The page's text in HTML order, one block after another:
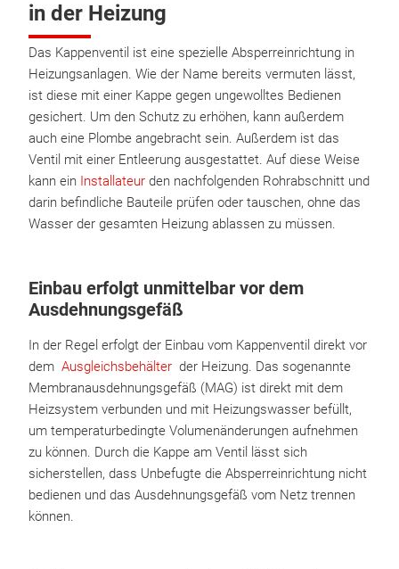
in der Heizung
Das Kappenventil ist eine spezielle Absperreinrichtung in
Heizungsanlagen. Wie der Name bereits vermuten lässt,
ist diese mit einer Kappe gegen ungewolltes Bedienen
gesichert. Um den Schutz zu erhöhen, kann außerdem
auch eine Plombe angebracht sein. Außerdem ist das
Ventil mit einer Entleerung ausgestattet. Auf diese Weise
kann ein Installateur den nachfolgenden Rohrabschnitt und
darin befindliche Bauteile prüfen oder tauschen, ohne das
Wasser der gesamten Heizung ablassen zu müssen.
Einbau erfolgt unmittelbar vor dem
Ausdehnungsgefäß
In der Regel erfolgt der Einbau vom Kappenventil direkt vor
dem Ausgleichsbehälter der Heizung. Das sogenannte
Membranausdehnungsgefäß (MAG) ist direkt mit dem
Heizsystem verbunden und mit Heizungswasser befüllt,
um temperaturbedingte Volumenänderungen aufnehmen
zu können. Durch die Kappe am Ventil lässt sich
sicherstellen, dass Unbefugte die Absperreinrichtung nicht
bedienen und das Ausdehnungsgefäß vom Netz trennen
können.